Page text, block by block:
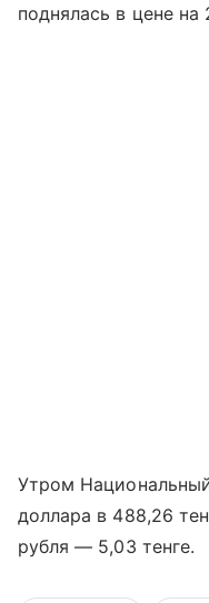
поднялась в цене на
Утром
доллара в 488,26
рубля — 5,03 тенге.